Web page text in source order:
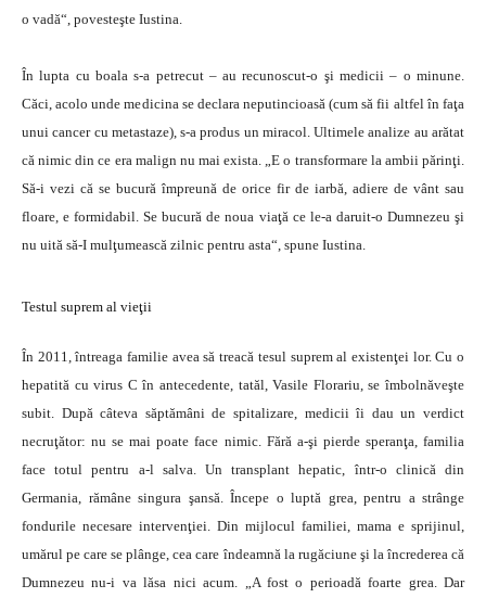
o vadă“, povesteşte Iustina.
În lupta cu boala s-a petrecut – au recunoscut-o şi medicii – o minune.
Căci, acolo unde medicina se declara neputincioasă (cum să fii altfel în faţa
unui cancer cu metastaze), s-a produs un miracol. Ultimele analize au arătat
că nimic din ce era malign nu mai exista. „E o transformare la ambii părinţi.
Să-i vezi că se bucură împreună de orice fir de iarbă, adiere de vânt sau
floare, e formidabil. Se bucură de noua viaţă ce le-a daruit-o Dumnezeu şi
nu uită să-I mulţumească zilnic pentru asta“, spune Iustina.
Testul suprem al vieţii
În 2011, întreaga familie avea să treacă tesul suprem al existenţei lor. Cu o
hepatită cu virus C în antecedente, tatăl, Vasile Florariu, se îmbolnăveşte
subit. După câteva săptămâni de spitalizare, medicii îi dau un verdict
necruţător: nu se mai poate face nimic. Fără a-şi pierde speranţa, familia
face totul pentru a-l salva. Un transplant hepatic, într-o clinică din
Germania, rămâne singura şansă. Începe o luptă grea, pentru a strânge
fondurile necesare intervenţiei. Din mijlocul familiei, mama e sprijinul,
umărul pe care se plânge, cea care îndeamnă la rugăciune şi la încrederea că
Dumnezeu nu-i va lăsa nici acum. „A fost o perioadă foarte grea. Dar